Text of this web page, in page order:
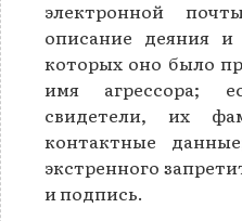
электронной
описание деяния и
которых оно было
имя агрессора;
свидетели, их
контактные
экстренного
и подпись.